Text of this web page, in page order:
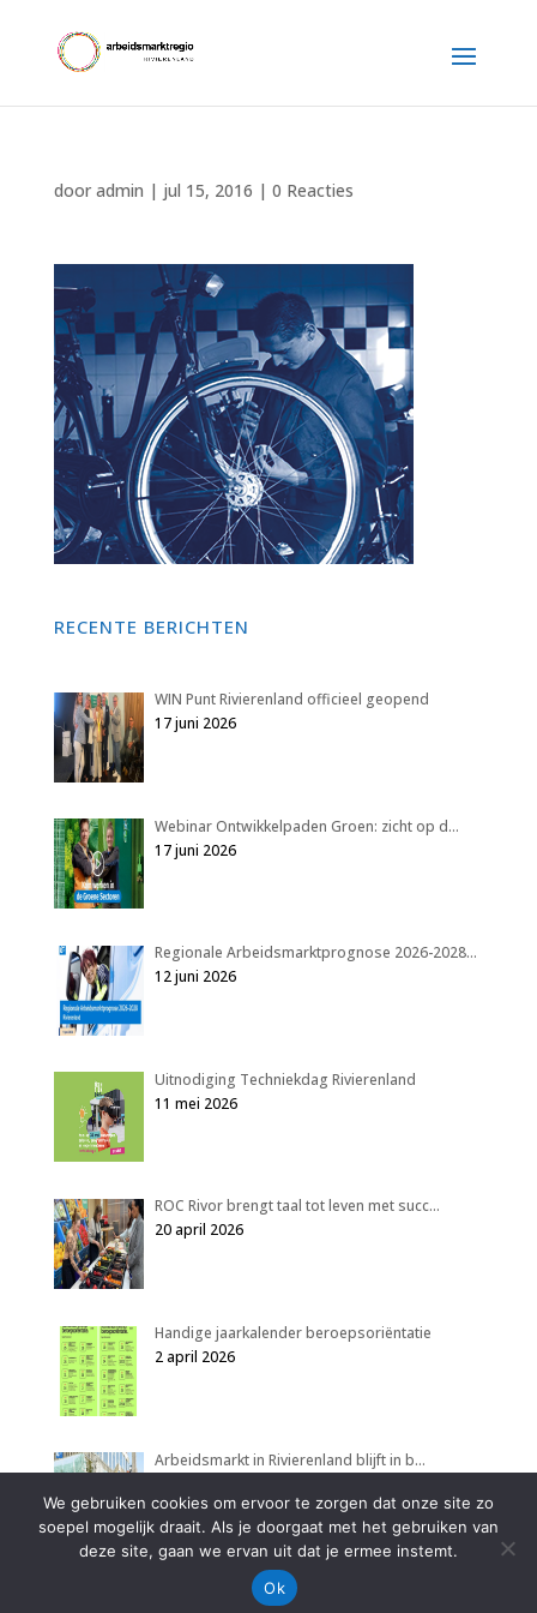
door admin | jul 15, 2016 | 0 Reacties
RECENTE BERICHTEN
WIN Punt Rivierenland officieel geopend
17 juni 2026
Webinar Ontwikkelpaden Groen: zicht op d…
17 juni 2026
Regionale Arbeidsmarktprognose 2026-2028…
12 juni 2026
Uitnodiging Techniekdag Rivierenland
11 mei 2026
ROC Rivor brengt taal tot leven met succ…
20 april 2026
Handige jaarkalender beroepsoriëntatie
2 april 2026
Arbeidsmarkt in Rivierenland blijft in b…
We gebruiken cookies om ervoor te zorgen dat onze site zo
soepel mogelijk draait. Als je doorgaat met het gebruiken van
deze site, gaan we ervan uit dat je ermee instemt.
Ok